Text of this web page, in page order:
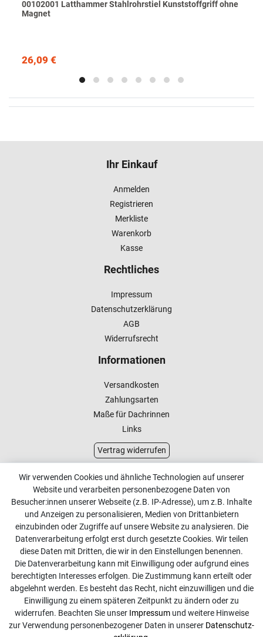
00102001 Latthammer Stahlrohrstiel Kunststoffgriff ohne
Magnet
26,09 €
Ihr Einkauf
Anmelden
Registrieren
Merkliste
Warenkorb
Kasse
Rechtliches
Impressum
Datenschutzerklärung
AGB
Widerrufsrecht
Informationen
Versandkosten
Zahlungsarten
Maße für Dachrinnen
Links
Vertrag widerrufen
Kundenservice
Kontakt
Online Retourenservice
Kontakt
info@dachdecker-shop.de
+49 3501 507295
Montag - Freitag, 08:00 - 16:00
Anrufe aus dem dt. Festnetz zum Ortstarif, Preise aus dem
Mobilfunknetz ggf. abweichend (abhängig vom Provider).
Wir verwenden Cookies und ähnliche Technologien auf unserer
Website und verarbeiten personenbezogene Daten von
Besucher:innen unserer Webseite (z.B. IP-Adresse), um z.B. Inhalte
und Anzeigen zu personalisieren, Medien von Drittanbietern
einzubinden oder Zugriffe auf unsere Website zu analysieren. Die
Datenverarbeitung erfolgt erst durch gesetzte Cookies. Wir teilen
diese Daten mit Dritten, die wir in den Einstellungen benennen.
Die Datenverarbeitung kann mit Einwilligung oder aufgrund eines
berechtigten Interesses erfolgen. Die Zustimmung kann erteilt oder
abgelehnt werden. Es besteht das Recht, nicht einzuwilligen und die
Einwilligung zu einem späteren Zeitpunkt zu ändern oder zu
widerrufen. Beachten Sie unser Impressumund weitere Hinweise
zur Verwendung personenbezogener Daten in unserer Daten­schutz­